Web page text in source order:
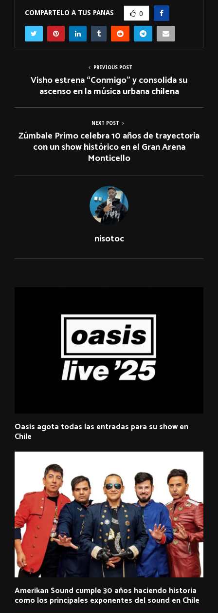
COMPARTELO A TUS PANAS 0
PREVIOUS POST
Visho estrena “Conmigo” y consolida su
ascenso en la música urbana chilena
NEXT POST
Zúmbale Primo celebra 10 años de trayectoria
con un show histórico en el Gran Arena
Monticello
nisotoc
Oasis agota todas las entradas para su show en
Chile
Amerikan Sound cumple 30 años haciendo historia
como los principales exponentes del sound en Chile